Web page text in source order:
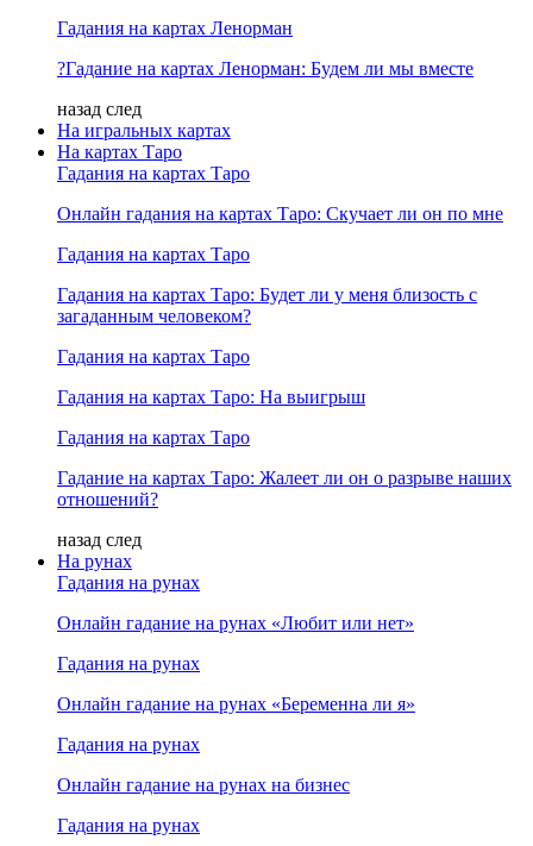
Гадания на картах Ленорман
?Гадание на картах Ленорман: Будем ли мы вместе
назад след
На игральных картах
На картах Таро
Гадания на картах Таро
Онлайн гадания на картах Таро: Скучает ли он по мне
Гадания на картах Таро
Гадания на картах Таро: Будет ли у меня близость с
загаданным человеком?
Гадания на картах Таро
Гадания на картах Таро: На выигрыш
Гадания на картах Таро
Гадание на картах Таро: Жалеет ли он о разрыве наших
отношений?
назад след
На рунах
Гадания на рунах
Онлайн гадание на рунах «Любит или нет»
Гадания на рунах
Онлайн гадание на рунах «Беременна ли я»
Гадания на рунах
Онлайн гадание на рунах на бизнес
Гадания на рунах